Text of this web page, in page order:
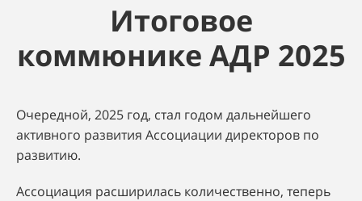
Итоговое
коммюнике АДР 2025
Очередной, 2025 год, стал годом дальнейшего
активного развития Ассоциации директоров по
развитию.
Ассоциация расширилась количественно, теперь